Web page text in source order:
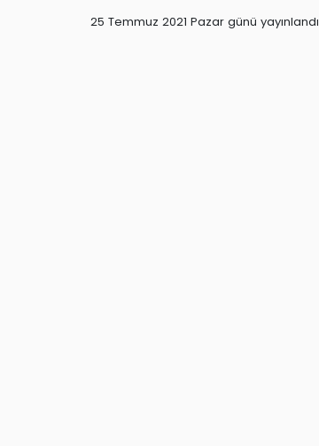
25 Temmuz 2021 Pazar günü yayınlandı